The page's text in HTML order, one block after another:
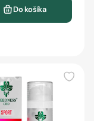
Do košíka